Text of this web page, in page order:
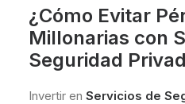
¿Cómo Evitar
Millonarias con
Seguridad
Invertir en Servicios de